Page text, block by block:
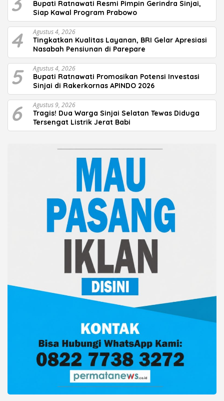
Bupati Ratnawati Resmi Pimpin Gerindra Sinjai,
Siap Kawal Program Prabowo
4 Agustus 4, 2026
Tingkatkan Kualitas Layanan, BRI Gelar Apresiasi
Nasabah Pensiunan di Parepare
5 Agustus 4, 2026
Bupati Ratnawati Promosikan Potensi Investasi
Sinjai di Rakerkornas APINDO 2026
6 Agustus 9, 2026
Tragis! Dua Warga Sinjai Selatan Tewas Diduga
Tersengat Listrik Jerat Babi